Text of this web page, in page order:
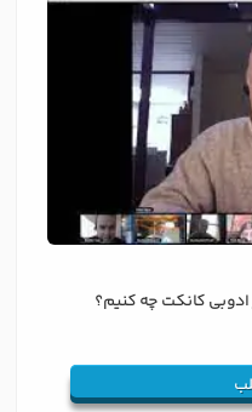
ادوبی کانکت چه کنیم؟